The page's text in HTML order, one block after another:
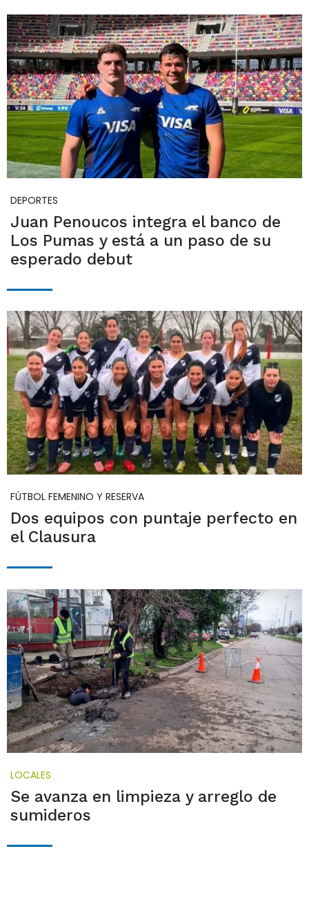
DEPORTES
Juan Penoucos integra el banco de
Los Pumas y está a un paso de su
esperado debut
FÚTBOL FEMENINO Y RESERVA
Dos equipos con puntaje perfecto en
el Clausura
LOCALES
Se avanza en limpieza y arreglo de
sumideros